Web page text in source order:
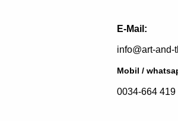
E-Mail:
info@art-and-
Mobil /
0034-664 419